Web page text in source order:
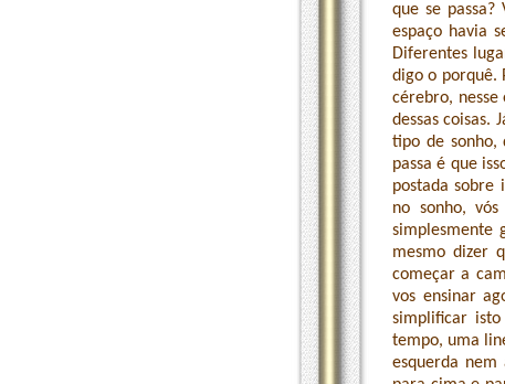
que se
espaço havia
Diferentes
digo o porquê.
cérebro,
dessas coisas.
tipo de sonho,
passa é que
postada sobre
no sonho,
simplesmente
mesmo dizer
começar a
vos ensinar
simplificar
tempo, uma
esquerda